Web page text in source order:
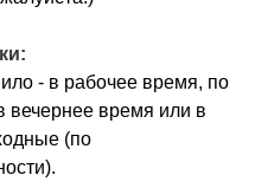
- в рабочее время, по
вечернее время или в
(по